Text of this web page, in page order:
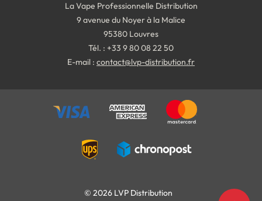
La Vape Professionnelle Distribution
9 avenue du Noyer à la Malice
95380 Louvres
Tél. : +33 9 80 08 22 50
E-mail : contact@lvp-distribution.fr
© 2026 LVP Distribution